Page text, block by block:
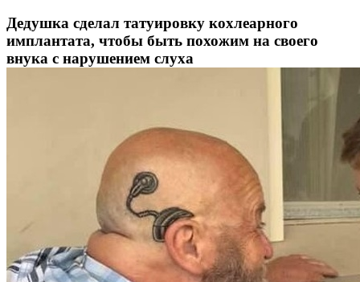
Дедушка сделал татуировку кохлеарного
имплантата, чтобы быть похожим на своего
внука с нарушением слуха